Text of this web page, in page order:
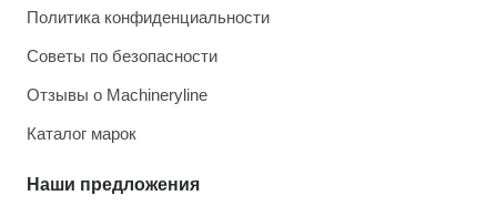
Политика конфиденциальности
Советы по безопасности
Отзывы о Machineryline
Каталог марок
Наши предложения